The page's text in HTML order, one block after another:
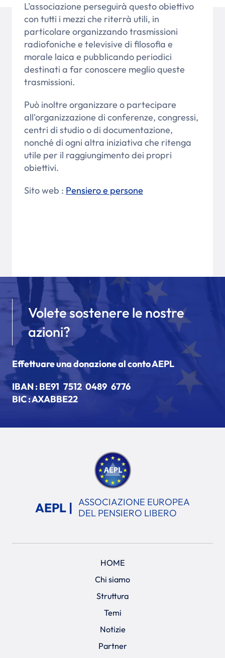
L'associazione perseguirà questo obiettivo
con tutti i mezzi che riterrà utili, in
particolare organizzando trasmissioni
radiofoniche e televisive di filosofia e
morale laica e pubblicando periodici
destinati a far conoscere meglio queste
trasmissioni.
Può inoltre organizzare o partecipare
all'organizzazione di conferenze, congressi,
centri di studio o di documentazione,
nonché di ogni altra iniziativa che ritenga
utile per il raggiungimento dei propri
obiettivi.
Sito web : Pensiero e persone
Volete sostenere le nostre
azioni?
Effettuare una donazione al conto AEPL
IBAN :BE91 7512 0489 6776
BIC : AXABBE22
AEPL | ASSOCIAZIONE EUROPEA
DEL PENSIERO LIBERO
HOME
Chi siamo
Struttura
Temi
Notizie
Partner